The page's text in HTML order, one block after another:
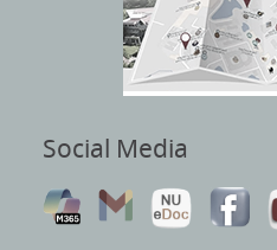
Social Media